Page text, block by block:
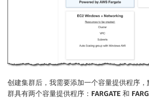
创建集群后，我需要添加一个容量提供程序
群具有两个容量提供程序： FARGATE 和